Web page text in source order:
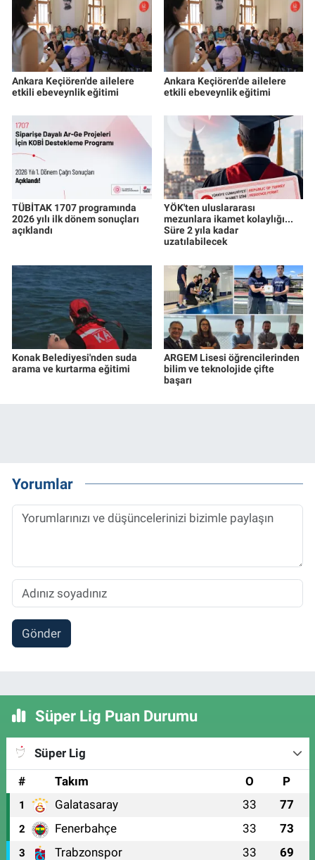
Ankara Keçiören'de ailelere
etkili ebeveynlik eğitimi
Ankara Keçiören'de ailelere
etkili ebeveynlik eğitimi
TÜBİTAK 1707 programında
2026 yılı ilk dönem sonuçları
açıklandı
YÖK'ten uluslararası
mezunlara ikamet kolaylığı...
Süre 2 yıla kadar
uzatılabilecek
Konak Belediyesi'nden suda
arama ve kurtarma eğitimi
ARGEM Lisesi öğrencilerinden
bilim ve teknolojide çifte
başarı
Yorumlar
Gönder
Süper Lig Puan Durumu
Süper Lig
#
Takım O P
1 Galatasaray 33 77
2 Fenerbahçe 33 73
3 Trabzonspor 33 69